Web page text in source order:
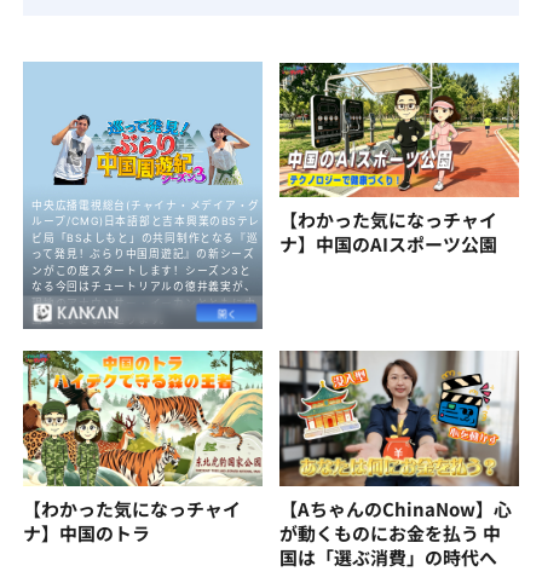
【わかった気になっチャイ
ナ】中国のAIスポーツ公園
【わかった気になっチャイ
ナ】中国のトラ
【AちゃんのChinaNow】心
が動くものにお金を払う 中
国は「選ぶ消費」の時代へ